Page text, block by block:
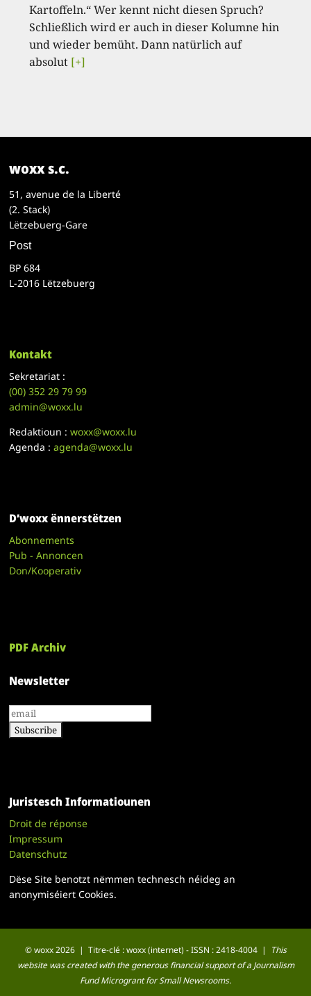
Kartoffeln.“ Wer kennt nicht diesen Spruch?
Schließlich wird er auch in dieser Kolumne hin
und wieder bemüht. Dann natürlich auf
absolut [+]
woxx s.c.
51, avenue de la Liberté
(2. Stack)
Lëtzebuerg-Gare
Post
BP 684
L-2016 Lëtzebuerg
Kontakt
Sekretariat :
(00)352 29 79 99
admin@woxx.lu
Redaktioun :woxx@woxx.lu
Agenda :agenda@woxx.lu
D’woxx ënnerstëtzen
Abonnements
Pub - Annoncen
Don/Kooperativ
PDF Archiv
Newsletter
Juristesch Informatiounen
Droit de réponse
Impressum
Datenschutz
Dëse Site benotzt nëmmen technesch néideg an
anonymiséiert Cookies.
© woxx 2026 | Titre-clé : woxx (internet) - ISSN : 2418-4004 |
This
website was created with the generous financial support of a Journalism
Fund Microgrant for Small Newsrooms.